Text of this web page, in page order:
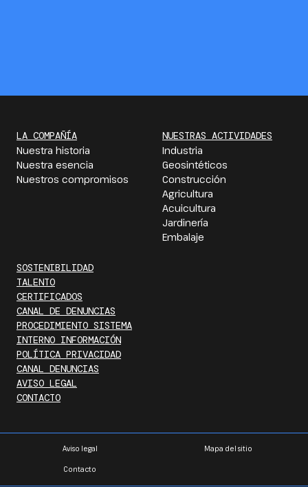
LA COMPAÑÍA
Nuestra historia
Nuestra esencia
Nuestros compromisos
NUESTRAS ACTIVIDADES
Industria
Geosintéticos
Construcción
Agricultura
Acuicultura
Jardinería
Embalaje
SOSTENIBILIDAD
TALENTO
CERTIFICADOS
CANAL DE DENUNCIAS
PROCEDIMIENTO SISTEMA
INTERNO INFORMACIÓN
POLÍTICA PRIVACIDAD
CANAL DENUNCIAS
AVISO LEGAL
CONTACTO
Aviso legal Mapa del sitio
Contacto